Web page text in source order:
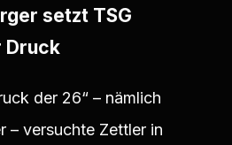
setzt TSG
Druck
der 26“ – nämlich
– versuchte Zettler in